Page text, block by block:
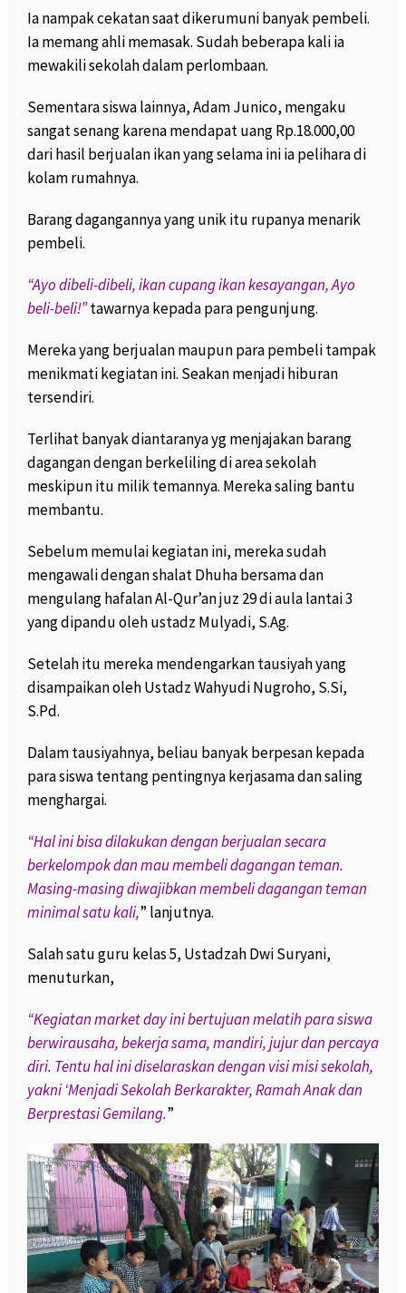
Ia nampak cekatan saat dikerumuni banyak pembeli.
Ia memang ahli memasak. Sudah beberapa kali ia
mewakili sekolah dalam perlombaan.
Sementara siswa lainnya, Adam Junico, mengaku
sangat senang karena mendapat uang Rp.18.000,00
dari hasil berjualan ikan yang selama ini ia pelihara di
kolam rumahnya.
Barang dagangannya yang unik itu rupanya menarik
pembeli.
“Ayo dibeli-dibeli, ikan cupang ikan kesayangan, Ayo
beli-beli!”tawarnya kepada para pengunjung.
Mereka yang berjualan maupun para pembeli tampak
menikmati kegiatan ini. Seakan menjadi hiburan
tersendiri.
Terlihat banyak diantaranya yg menjajakan barang
dagangan dengan berkeliling di area sekolah
meskipun itu milik temannya. Mereka saling bantu
membantu.
Sebelum memulai kegiatan ini, mereka sudah
mengawali dengan shalat Dhuha bersama dan
mengulang hafalan Al-Qur’an juz 29 di aula lantai 3
yang dipandu oleh ustadz Mulyadi, S.Ag.
Setelah itu mereka mendengarkan tausiyah yang
disampaikan oleh Ustadz Wahyudi Nugroho, S.Si,
S.Pd.
Dalam tausiyahnya, beliau banyak berpesan kepada
para siswa tentang pentingnya kerjasama dan saling
menghargai.
“Hal ini bisa dilakukan dengan berjualan secara
berkelompok dan mau membeli dagangan teman.
Masing-masing diwajibkan membeli dagangan teman
minimal satu kali,” lanjutnya.
Salah satu guru kelas 5, Ustadzah Dwi Suryani,
menuturkan,
“Kegiatan market day ini bertujuan melatih para siswa
berwirausaha, bekerja sama, mandiri, jujur dan percaya
diri. Tentu hal ini diselaraskan dengan visi misi sekolah,
yakni ‘Menjadi Sekolah Berkarakter, Ramah Anak dan
Berprestasi Gemilang.”